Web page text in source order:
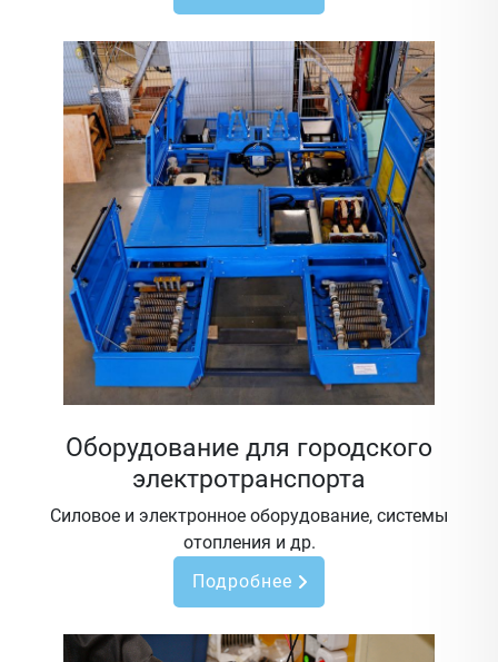
Оборудование для городского
электротранспорта
Силовое и электронное оборудование, системы
отопления и др.
Подробнее